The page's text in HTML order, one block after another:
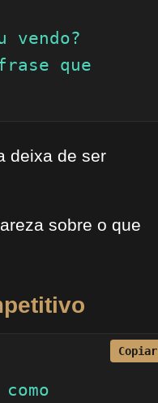
que
deixa de ser
sobre o que
Copiar